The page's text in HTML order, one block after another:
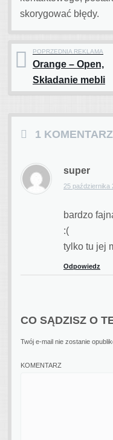
skorygować błędy.
Post
POPRZEDNIA REKLAMA
Orange – Open,
Składanie mebli
1 KOMENTARZ
super
25 października
bardzo
:(
tylko tu jej
Odpowiedz
CO SĄDZISZ O
Twój e-mail nie zostanie
KOMENTARZ